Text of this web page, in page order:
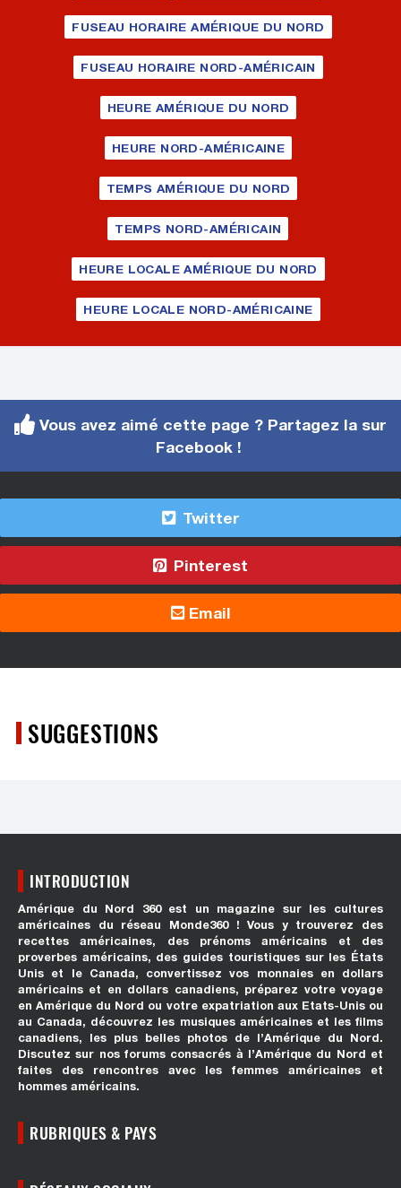
FUSEAU HORAIRE AMÉRIQUE DU NORD
FUSEAU HORAIRE NORD-AMÉRICAIN
HEURE AMÉRIQUE DU NORD
HEURE NORD-AMÉRICAINE
TEMPS AMÉRIQUE DU NORD
TEMPS NORD-AMÉRICAIN
HEURE LOCALE AMÉRIQUE DU NORD
HEURE LOCALE NORD-AMÉRICAINE
Vous avez aimé cette page ? Partagez la sur
Facebook !
Twitter
Pinterest
Email
SUGGESTIONS
INTRODUCTION
Amérique du Nord 360 est un magazine sur les cultures
américaines du réseau Monde360 ! Vous y trouverez des
recettes américaines, des prénoms américains et des
proverbes américains, des guides touristiques sur les États
Unis et le Canada, convertissez vos monnaies en dollars
américains et en dollars canadiens, préparez votre voyage
en Amérique du Nord ou votre expatriation aux Etats-Unis ou
au Canada, découvrez les musiques américaines et les films
canadiens, les plus belles photos de l’Amérique du Nord.
Discutez sur nos forums consacrés à l’Amérique du Nord et
faites des rencontres avec les femmes américaines et
hommes américains.
RUBRIQUES & PAYS